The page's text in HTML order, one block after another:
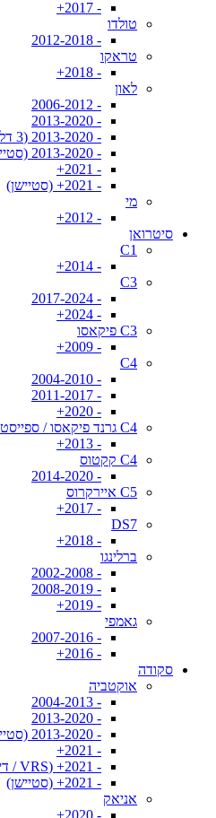
- 2017+
טולדו
- 2012-2018
טראקו
- 2018+
לאון
- 2006-2012
- 2013-2020
- 2013-2020 (3 דלתות)
- 2013-2020 (סטיישן)
- 2021+
- 2021+ (סטיישן)
מי
- 2012+
סיטרואן
C1
- 2014+
C3
- 2017-2024
- 2024+
C3 פיקאסו
- 2009+
C4
- 2004-2010
- 2011-2017
- 2020+
C4 גרנד פיקאסו / ספייסטורר
- 2013+
C4 קקטוס
- 2014-2020
C5 איירקרוס
- 2017+
DS7
- 2018+
ברלינגו
- 2002-2008
- 2008-2019
- 2019+
גאמפי
- 2007-2016
- 2016+
סקודה
אוקטביה
- 2004-2013
- 2013-2020
- 2013-2020 (סטיישן)
- 2021+
- 2021+ (VRS / דיזל / iV פלאג אין)
- 2021+ (סטיישן)
אניאק
- 2020+